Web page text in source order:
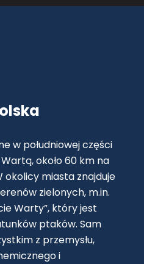
w południowej części
około 60 km na
okolicy miasta znajduje
zielonych, m.in.
Warty”, który jest
ptaków. Sam
z przemysłu,
i